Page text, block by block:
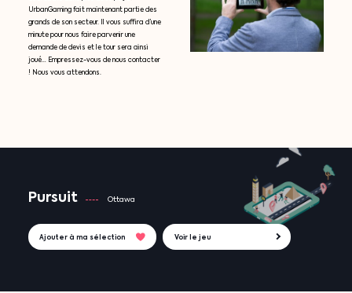
UrbanGaming fait maintenant partie des
grands de son secteur. Il vous suffira d’une
minute pour nous faire parvenir une
demande de devis et le tour sera ainsi
joué… Empressez-vous de nous contacter
! Nous vous attendons.
Pursuit Ottawa
Ajouter à ma sélection Voir le jeu